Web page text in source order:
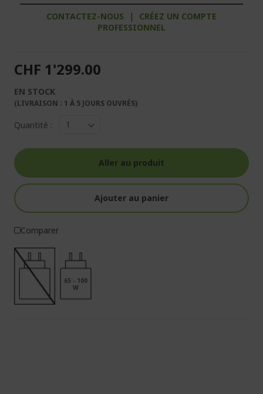
CONTACTEZ-NOUS |
CRÉEZ UN COMPTE
PROFESSIONNEL
CHF 1'299.00
EN STOCK
(LIVRAISON : 1 À 5 JOURS OUVRÉS)
Quantité :
Aller au produit
Ajouter au panier
Comparer
65 - 100
W